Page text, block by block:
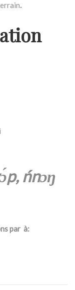
.
ńnɔŋ
par à: